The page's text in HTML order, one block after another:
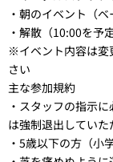
・朝のイベント（
・解散（10:00を予定
※イベント内容は変
さい
主な参加規約
・スタッフの指示
は強制退出していた
・5歳以下の方（小